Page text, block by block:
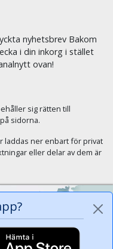
nyhetsbrev Bakom
i din inkorg i stället
ovan!
sig rätten till
sidorna.
laddas ner enbart för privat
eller delar av dem är
Jesus Kristus
ära. (Fil 2:11)